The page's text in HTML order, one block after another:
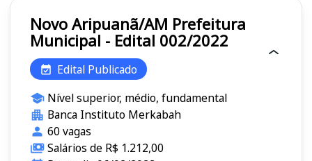
Novo Aripuanã/AM Prefeitura
Municipal - Edital 002/2022
Edital Publicado
Nível superior, médio, fundamental
Banca Instituto Merkabah
60 vagas
Salários de R$ 1.212,00